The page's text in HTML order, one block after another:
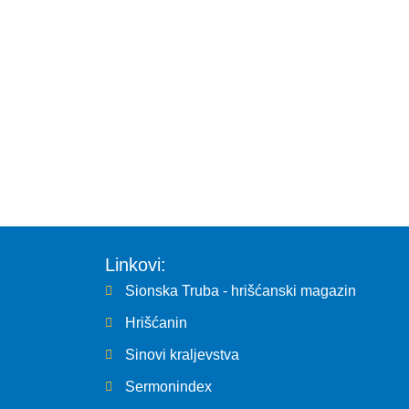
Linkovi:
Sionska Truba - hrišćanski magazin
Hrišćanin
Sinovi kraljevstva
Sermonindex